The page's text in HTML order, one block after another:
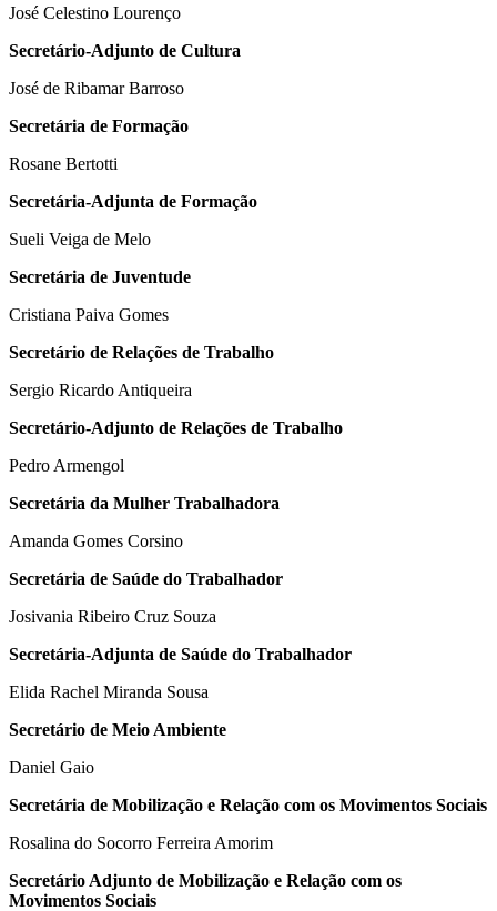
José Celestino Lourenço
Secretário-Adjunto de Cultura
José de Ribamar Barroso
Secretária de Formação
Rosane Bertotti
Secretária-Adjunta de Formação
Sueli Veiga de Melo
Secretária de Juventude
Cristiana Paiva Gomes
Secretário de Relações de Trabalho
Sergio Ricardo Antiqueira
Secretário-Adjunto de Relações de Trabalho
Pedro Armengol
Secretária da Mulher Trabalhadora
Amanda Gomes Corsino
Secretária de Saúde do Trabalhador
Josivania Ribeiro Cruz Souza
Secretária-Adjunta de Saúde do Trabalhador
Elida Rachel Miranda Sousa
Secretário de Meio Ambiente
Daniel Gaio
Secretária de Mobilização e Relação com os Movimentos Sociais
Rosalina do Socorro Ferreira Amorim
Secretário Adjunto de Mobilização e Relação com os
Movimentos Sociais